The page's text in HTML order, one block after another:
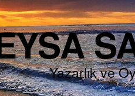
Yazarlık ve